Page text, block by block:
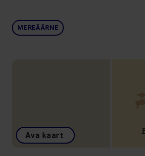
MEREÄÄRNE
Ava kaart